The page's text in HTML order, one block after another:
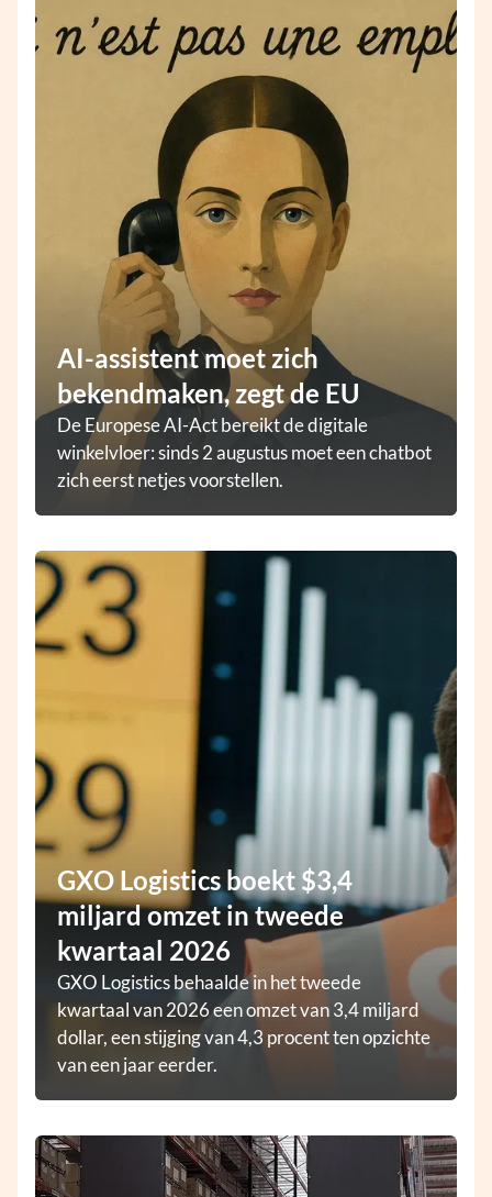
AI-assistent moet zich
bekendmaken, zegt de EU
De Europese AI-Act bereikt de digitale
winkelvloer: sinds 2 augustus moet een chatbot
zich eerst netjes voorstellen.
GXO Logistics boekt $3,4
miljard omzet in tweede
kwartaal 2026
GXO Logistics behaalde in het tweede
kwartaal van 2026 een omzet van 3,4 miljard
dollar, een stijging van 4,3 procent ten opzichte
van een jaar eerder.